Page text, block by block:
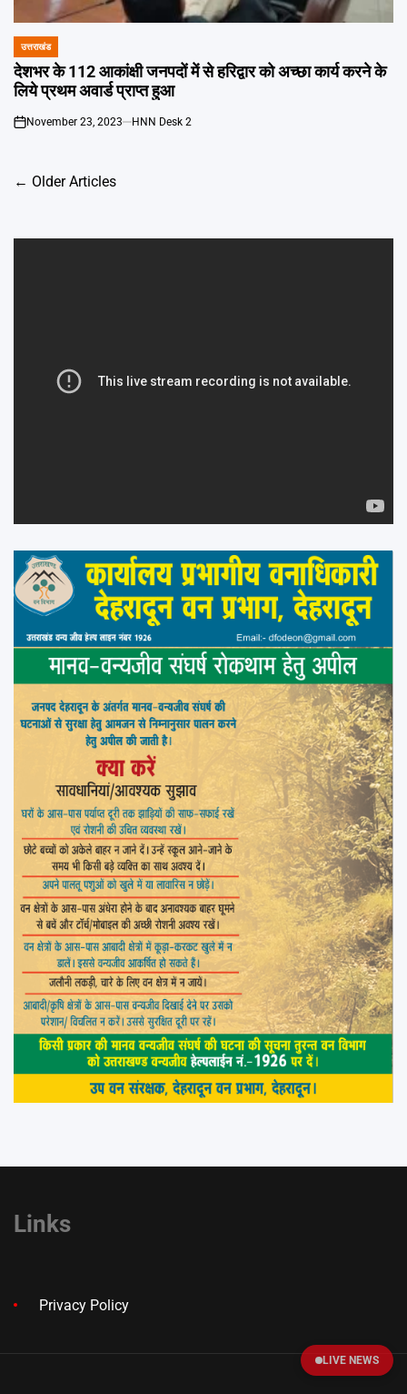
POSTED
IN
उत्तराखंड
देशभर के 112 आकांक्षी जनपदों में से हरिद्वार को अच्छा कार्य करने के
लिये प्रथम अवार्ड प्राप्त हुआ
on
November 23, 2023 HNN Desk 2
Posts
← Older Articles
Links
Privacy Policy
LIVE NEWS